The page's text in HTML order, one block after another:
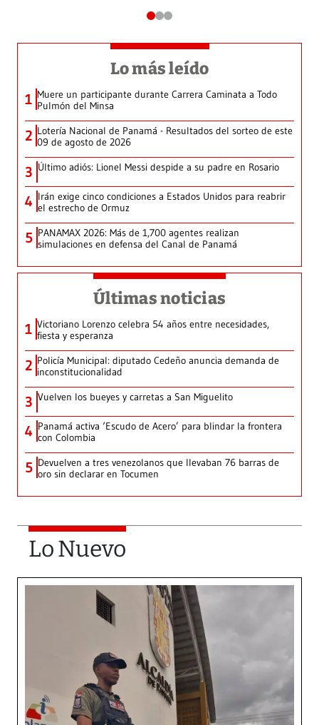
Lo más leído
1 Muere un participante durante Carrera Caminata a Todo
Pulmón del Minsa
2 Lotería Nacional de Panamá - Resultados del sorteo de este
09 de agosto de 2026
3 Último adiós: Lionel Messi despide a su padre en Rosario
4 Irán exige cinco condiciones a Estados Unidos para reabrir
el estrecho de Ormuz
5 PANAMAX 2026: Más de 1,700 agentes realizan
simulaciones en defensa del Canal de Panamá
Últimas noticias
1 Victoriano Lorenzo celebra 54 años entre necesidades,
fiesta y esperanza
2 Policía Municipal: diputado Cedeño anuncia demanda de
inconstitucionalidad
3 Vuelven los bueyes y carretas a San Miguelito
4 Panamá activa ‘Escudo de Acero’ para blindar la frontera
con Colombia
5 Devuelven a tres venezolanos que llevaban 76 barras de
oro sin declarar en Tocumen
Lo Nuevo